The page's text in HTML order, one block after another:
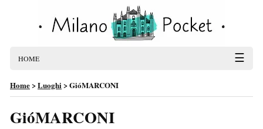
HOME ☰
Home>Luoghi>GióMARCONI
GióMARCONI